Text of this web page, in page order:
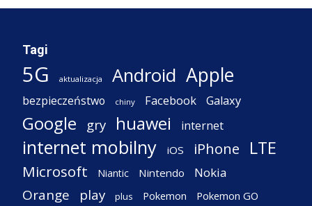
Tagi
5G aktualizacja Android Apple
bezpieczeństwo chiny Facebook Galaxy
Google gry huawei internet
internet mobilny iOS iPhone LTE
Microsoft Niantic Nintendo Nokia
Orange play plus Pokemon Pokemon GO